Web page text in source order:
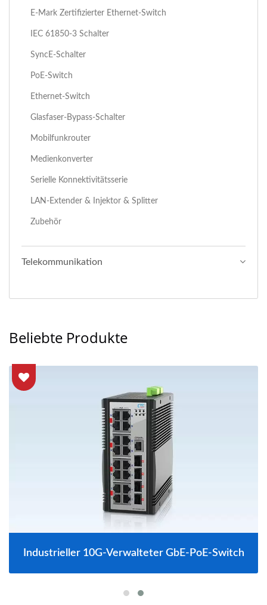
E-Mark Zertifizierter Ethernet-Switch
IEC 61850-3 Schalter
SyncE-Schalter
PoE-Switch
Ethernet-Switch
Glasfaser-Bypass-Schalter
Mobilfunkrouter
Medienkonverter
Serielle Konnektivitätsserie
LAN-Extender & Injektor & Splitter
Zubehör
Telekommunikation
Beliebte Produkte
Industrieller 10G-Verwalteter GbE-PoE-Switch